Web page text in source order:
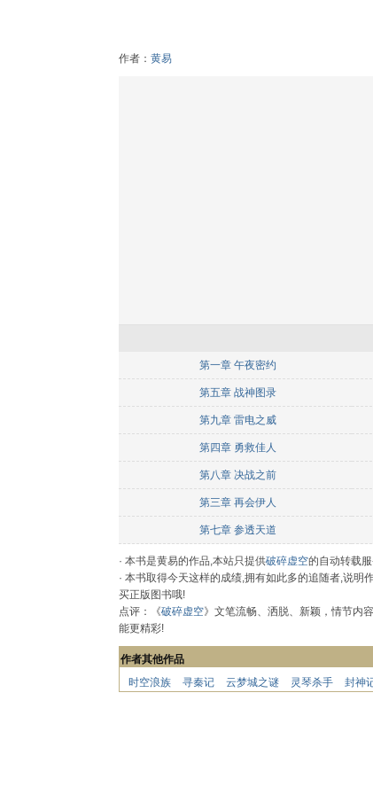
作者：黄易
第一章 午夜密约
第五章 战神图录
第九章 雷电之威
第四章 勇救佳人
第八章 决战之前
第三章 再会伊人
第七章 参透天道
· 本书是黄易的作品,本站只提供破碎虚空的自动转载
· 本书取得今天这样的成绩,拥有如此多的追随者,说
买正版图书哦!
点评：《破碎虚空》文笔流畅、洒脱、新颖，情节内
能更精彩!
作者其他作品
时空浪族
寻秦记 云梦城之谜 灵琴杀手 封神